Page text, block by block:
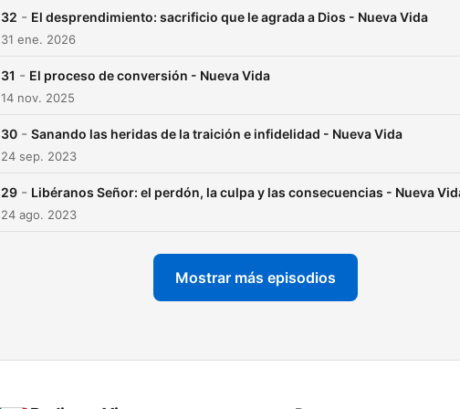
32 - El desprendimiento: sacrificio que le agrada a Dios - Nueva Vida
31 ene. 2026
31 - El proceso de conversión - Nueva Vida
14 nov. 2025
30 - Sanando las heridas de la traición e infidelidad - Nueva Vida
24 sep. 2023
29 - Libéranos Señor: el perdón, la culpa y las consecuencias - Nueva
24 ago. 2023
Mostrar más episodios